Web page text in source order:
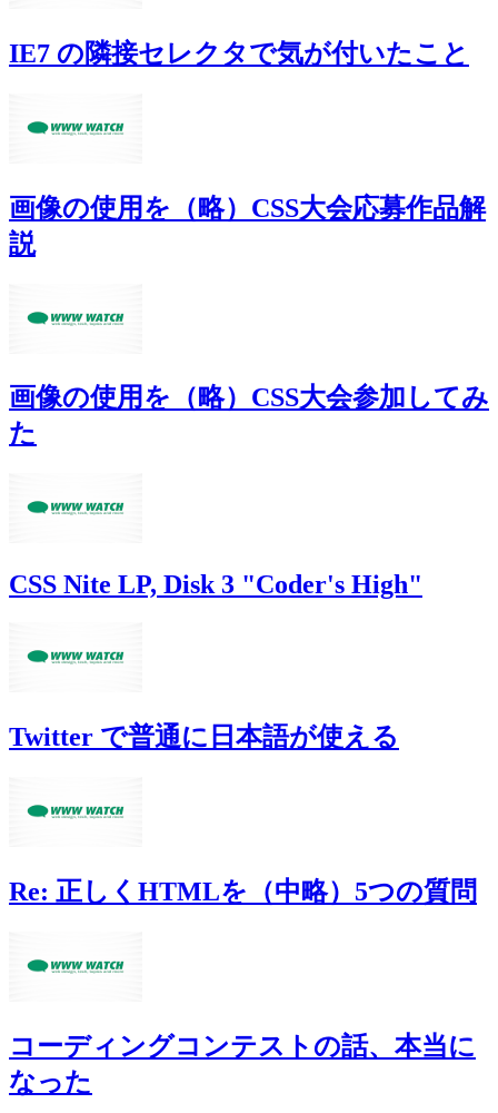
IE7 の隣接セレクタで気が付いたこと
画像の使用を（略）CSS大会応募作品解
説
画像の使用を（略）CSS大会参加してみ
た
CSS Nite LP, Disk 3 "Coder's High"
Twitter で普通に日本語が使える
Re: 正しくHTMLを（中略）5つの質問
コーディングコンテストの話、本当に
なった